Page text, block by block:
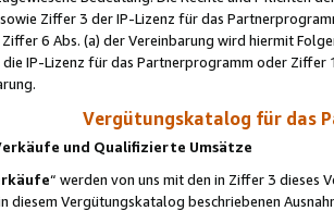
Ziffer 3 der IP-Lizenz für das
Ziffer 6 Abs. (a) der Vereinbarung wird hiermit
IP-Lizenz für das Partnerprogramm oder
Vergütungskatalog für das
und Qualifizierte Umsätze
“ werden von uns mit den in Ziffer 3
diesem Vergütungskatalog beschriebenen